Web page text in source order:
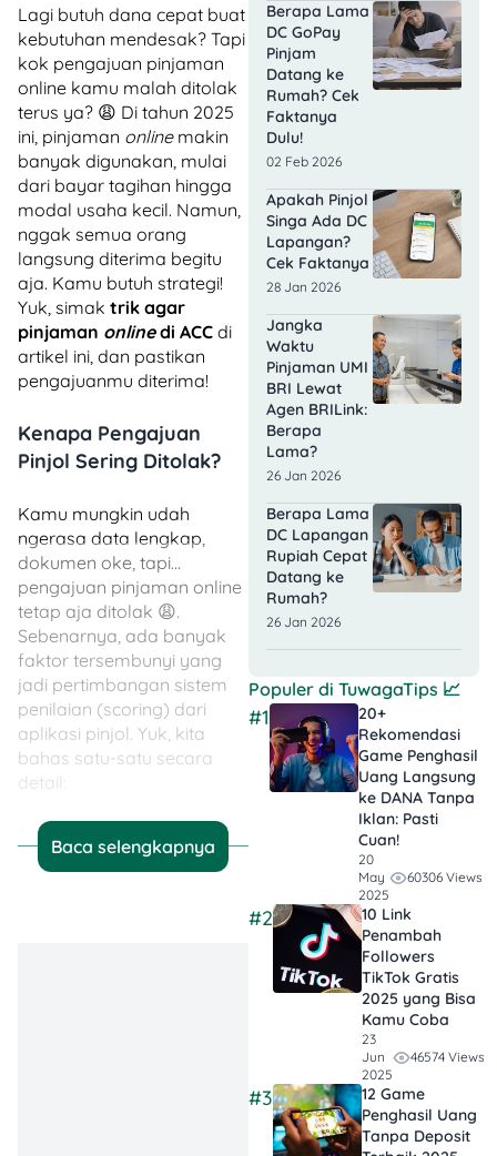
Lagi butuh dana cepat buat
kebutuhan mendesak? Tapi
kok pengajuan pinjaman
online kamu malah ditolak
terus ya? 😩 Di tahun 2025
ini, pinjaman onlinemakin
banyak digunakan, mulai
dari bayar tagihan hingga
modal usaha kecil. Namun,
nggak semua orang
langsung diterima begitu
aja. Kamu butuh strategi!
Yuk, simak trik agar
pinjaman onlinedi ACC di
artikel ini, dan pastikan
pengajuanmu diterima!
Kenapa Pengajuan
Pinjol Sering Ditolak?
Kamu mungkin udah
ngerasa data lengkap,
dokumen oke, tapi…
pengajuan pinjaman online
tetap aja ditolak 😩.
Sebenarnya, ada banyak
faktor tersembunyi yang
jadi pertimbangan sistem
penilaian (scoring) dari
aplikasi pinjol. Yuk, kita
bahas satu-satu secara
detail:
1. Skor Kredit Buruk
(SLIK OJK Bermasalah)
Baca selengkapnya
Berapa Lama
DC GoPay
Pinjam
Datang ke
Rumah? Cek
Faktanya
Dulu!
02 Feb 2026
Apakah Pinjol
Singa Ada DC
Lapangan?
Cek Faktanya
28 Jan 2026
Jangka
Waktu
Pinjaman UMI
BRI Lewat
Agen BRILink:
Berapa
Lama?
26 Jan 2026
Berapa Lama
DC Lapangan
Rupiah Cepat
Datang ke
Rumah?
26 Jan 2026
Populer di TuwagaTips 📈
#1
20+
Rekomendasi
Game Penghasil
Uang Langsung
ke DANA Tanpa
Iklan​: Pasti
Cuan!
20
May
2025
60306 Views
#2
10 Link
Penambah
Followers
TikTok Gratis​
2025 yang Bisa
Kamu Coba
23
Jun
2025
46574 Views
#3
12 Game
Penghasil Uang
Tanpa Deposit